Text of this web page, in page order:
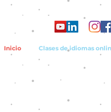
Inicio Clases de idiomas